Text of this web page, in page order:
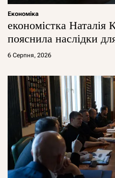
Економіка
економістка Наталія
пояснила наслідки
6 Серпня, 2026